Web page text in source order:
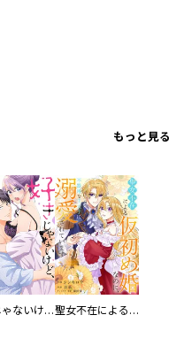
もっと見る
好きじゃないけど、抱いてください【電子単行本版／特典おまけ付き】 聖女不在による仮初め婚なのに、不器用な王太子に溺愛されています【電子単行本版／特典おまけ付き】